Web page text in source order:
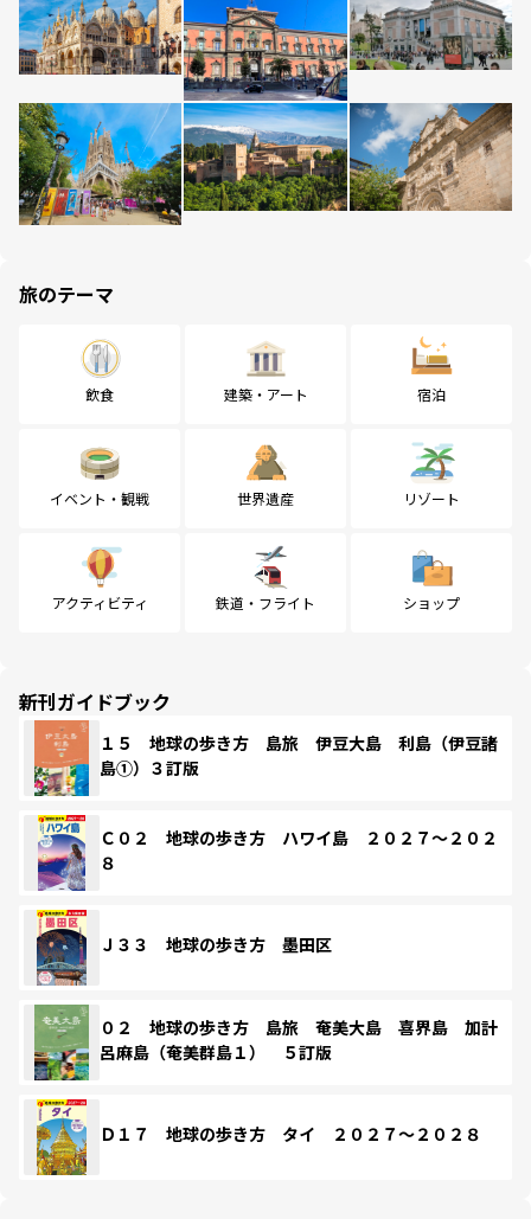
旅のテーマ
飲食 建築・アート 宿泊
イベント・観戦 世界遺産 リゾート
アクティビティ 鉄道・フライト ショップ
新刊ガイドブック
１５ 地球の歩き方 島旅 伊豆大島 利島（伊豆諸
島①）３訂版
Ｃ０２ 地球の歩き方 ハワイ島 ２０２７～２０２
８
Ｊ３３ 地球の歩き方 墨田区
０２ 地球の歩き方 島旅 奄美大島 喜界島 加計
呂麻島（奄美群島１） ５訂版
Ｄ１７ 地球の歩き方 タイ ２０２７～２０２８